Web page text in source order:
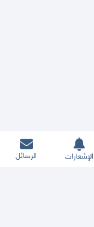
الإشعارات الرسائل